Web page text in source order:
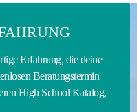
Erfahrung, die deine
Beratungstermin
High School Katalog,